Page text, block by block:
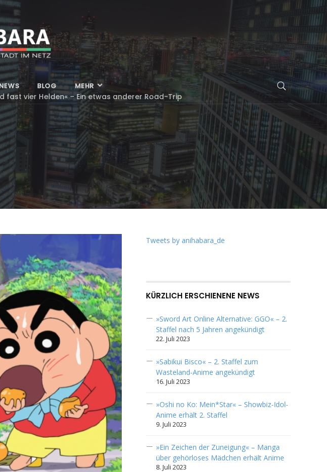
BLOG MEHR
fast vier Helden« – Ein etwas anderer Road-Trip
Tweets by anihabara_de
KÜRZLICH ERSCHIENENE NEWS
»Sword Art Online Alternative: GGO« – 2.
Staffel nach 5 Jahren angekündigt
22. Juli 2023
»Sabikui Bisco« – 2. Staffel zum
Wasteland-Anime angekündigt
16. Juli 2023
»Oshi no Ko: Mein*Star« – Showbiz-Idol-
Anime erhält 2. Staffel
9. Juli 2023
»Ein Zeichen der Zuneigung« – Manga
über gehörloses Mädchen erhält Anime
8. Juli 2023